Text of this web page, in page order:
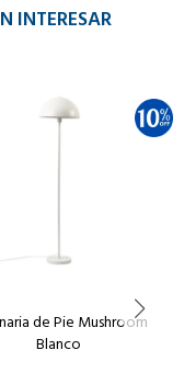
INTERESAR
de Pie Mushroom
Blanco